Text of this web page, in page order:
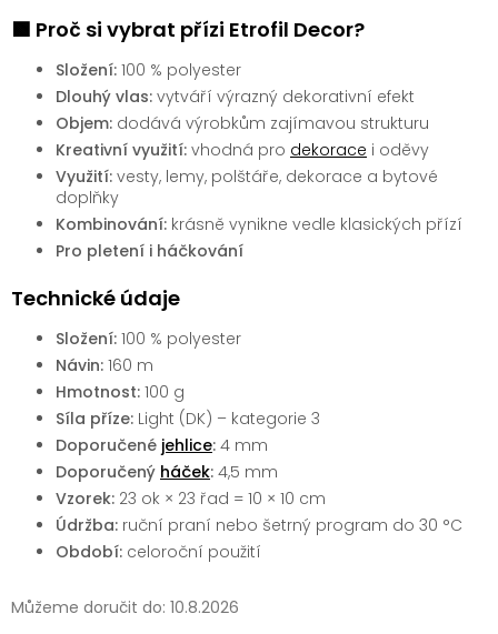
Můžeme doručit do: 10.8.2026
🟩 Proč si vybrat přízi Etrofil Decor?
Složení: 100 % polyester
Dlouhý vlas: vytváří výrazný dekorativní efekt
Objem: dodává výrobkům zajímavou strukturu
Kreativní využití: vhodná pro dekorace i oděvy
Využití: vesty, lemy, polštáře, dekorace a bytové
doplňky
Kombinování: krásně vynikne vedle klasických přízí
Pro pletení i háčkování
Technické údaje
Složení: 100 % polyester
Návin: 160 m
Hmotnost: 100 g
Síla příze: Light (DK) – kategorie 3
Doporučené jehlice: 4 mm
Doporučený háček: 4,5 mm
Vzorek: 23 ok × 23 řad = 10 × 10 cm
Údržba: ruční praní nebo šetrný program do 30 °C
Období: celoroční použití